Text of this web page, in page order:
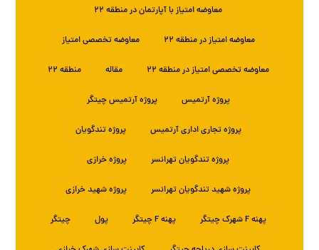
معاوضه امتیاز با آپارتمان در منطقه ۲۲
معاوضه امتیاز در منطقه ۲۲ معاوضه تخصصی امتیاز
معاوضه تخصصی امتیاز در منطقه ۲۲ مقاله منطقه ۲۲
پروژه آرتمیس پروژه آرتمیس چیتگر
پروژه تجاری اداری آرتمیس پروژه تندگویان
پروژه تندگویان تهرانسر پروژه خرازی
پروژه شهید تندگویان تهرانسر پروژه شهید خرازی
پهنه F شهرک چیتگر پهنه F چیتگر پول چیتگر